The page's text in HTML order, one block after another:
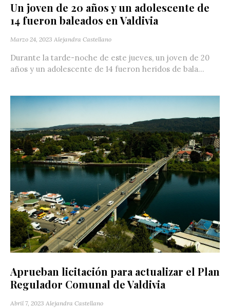
Un joven de 20 años y un adolescente de
14 fueron baleados en Valdivia
Marzo 24, 2023 Alejandra Castellano
Durante la tarde-noche de este jueves, un joven de 20
años y un adolescente de 14 fueron heridos de bala...
Aprueban licitación para actualizar el Plan
Regulador Comunal de Valdivia
Abril 7, 2023 Alejandra Castellano